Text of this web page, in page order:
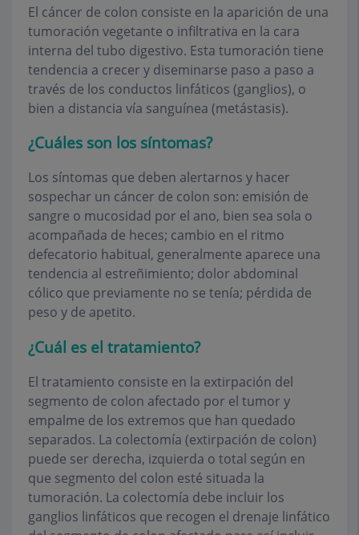
El cáncer de colon consiste en la aparición de una
tumoración vegetante o infiltrativa en la cara
interna del tubo digestivo. Esta tumoración tiene
tendencia a crecer y diseminarse paso a paso a
través de los conductos linfáticos (ganglios), o
bien a distancia vía sanguínea (metástasis).
¿Cuáles son los síntomas?
Los síntomas que deben alertarnos y hacer
sospechar un cáncer de colon son: emisión de
sangre o mucosidad por el ano, bien sea sola o
acompañada de heces; cambio en el ritmo
defecatorio habitual, generalmente aparece una
tendencia al estreñimiento; dolor abdominal
cólico que previamente no se tenía; pérdida de
peso y de apetito.
¿Cuál es el tratamiento?
El tratamiento consiste en la extirpación del
segmento de colon afectado por el tumor y
empalme de los extremos que han quedado
separados. La colectomía (extirpación de colon)
puede ser derecha, izquierda o total según en
que segmento del colon esté situada la
tumoración. La colectomía debe incluir los
ganglios linfáticos que recogen el drenaje linfático